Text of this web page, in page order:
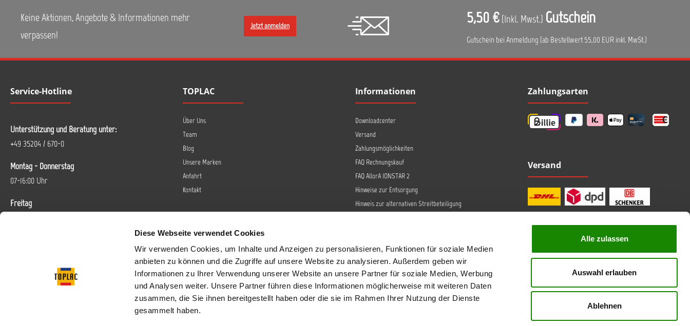
Diese Webseite verwendet Cookies
Wir verwenden Cookies, um Inhalte und Anzeigen zu personalisieren, Funktionen für soziale Medien
anbieten zu können und die Zugriffe auf unsere Website zu analysieren. Außerdem geben wir
Informationen zu Ihrer Verwendung unserer Website an unsere Partner für soziale Medien, Werbung
und Analysen weiter. Unsere Partner führen diese Informationen möglicherweise mit weiteren Daten
zusammen, die Sie ihnen bereitgestellt haben oder die sie im Rahmen Ihrer Nutzung der Dienste
gesammelt haben.
Alle zulassen
Auswahl erlauben
Ablehnen
Keine Aktionen, Angebote & Informationen mehr
verpassen!
Jetzt anmelden 5,50 € (Inkl. Mwst.) Gutschein
Gutschein bei Anmeldung (ab Bestellwert 55,00 EUR inkl. MwSt.)
Service-Hotline
Unterstützung und Beratung unter:
+49 35204 / 670-0
Montag - Donnerstag
07-16:00 Uhr
Freitag
Vertrag widerrufen
TOPLAC
Über Uns
Team
Blog
Unsere Marken
Anfahrt
Kontakt
Informationen
Downloadcenter
Versand
Zahlungsmöglichkeiten
FAQ Rechnungskauf
FAQ AllorA IONSTAR 2
Hinweise zur Entsorgung
Hinweis zur alternativen Streitbeteiligung
Barrierefreiheit
Datenschutz
AGB
Impressum
Sendungsverfolgung
Zahlungsarten
Versand
professionelle Beratung
Top Marken
sichere Bezahlung
kostenlose Rücksendung